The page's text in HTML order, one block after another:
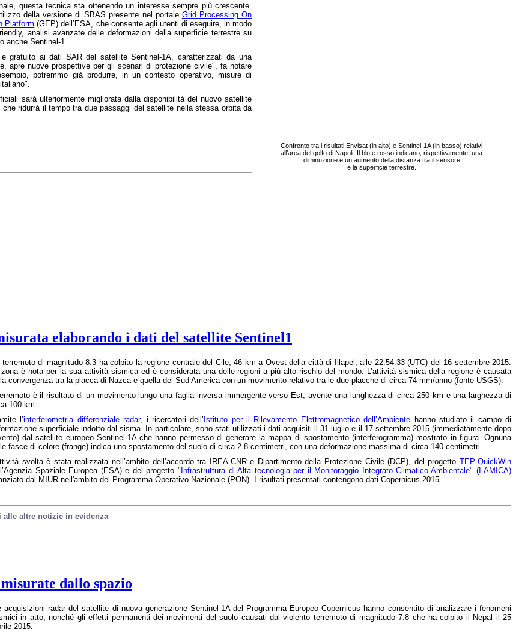
Confronto tra i risultati Envisat (in alto) e Sentinel-1A (in basso) relativi
all’area del golfo di Napoli. Il blu e rosso indicano, rispettivamente, una
diminuzione e un aumento della distanza tra il sensore
e la superficie terrestre.
questa tecnica sta ottenendo un interesse sempre più crescente.
della versione di SBAS presente nel portale Grid Processing On
Platform (GEP) dell’ESA, che consente agli utenti di eseguire, in modo
analisi avanzate delle deformazioni della superficie terrestre su
anche Sentinel-1.
gratuito ai dati SAR del satellite Sentinel-1A, caratterizzati da una
apre nuove prospettive per gli scenari di protezione civile", fa notare
potremmo già produrre, in un contesto operativo, misure di
sarà ulteriormente migliorata dalla disponibilità del nuovo satellite
ridurrà il tempo tra due passaggi del satellite nella stessa orbita da
elaborando i dati del satellite Sentinel1
terremoto di magnitudo 8.3 ha colpito la regione centrale del Cile, 46 km a Ovest della città di Illapel, alle 22:54:33 (UTC) del 16 settembre 2015.
zona è nota per la sua attività sismica ed è considerata una delle regioni a più alto rischio del mondo. L’attività sismica della regione è causata
convergenza tra la placca di Nazca e quella del Sud America con un movimento relativo tra le due placche di circa 74 mm/anno (fonte USGS).
è il risultato di un movimento lungo una faglia inversa immergente verso Est, avente una lunghezza di circa 250 km e una larghezza di
100 km.
l’interferometria differenziale radar, i ricercatori dell’Istituto per il Rilevamento Elettromagnetico dell’Ambiente hanno studiato il campo di
superficiale indotto dal sisma. In particolare, sono stati utilizzati i dati acquisiti il 31 luglio e il 17 settembre 2015 (immediatamente dopo
dal satellite europeo Sentinel-1A che hanno permesso di generare la mappa di spostamento (interferogramma) mostrato in figura. Ognuna
fasce di colore (frange) indica uno spostamento del suolo di circa 2.8 centimetri, con una deformazione massima di circa 140 centimetri.
svolta è stata realizzata nell’ambito dell’accordo tra IREA-CNR e Dipartimento della Protezione Civile (DCP), del progetto TEP-QuickWin
Spaziale Europea (ESA) e del progetto "Infrastruttura di Alta tecnologia per il Monitoraggio Integrato Climatico-Ambientale" (I-AMICA)
dal MIUR nell'ambito del Programma Operativo Nazionale (PON). I risultati presentati contengono dati Copernicus 2015.
alle altre notizie in evidenza
dallo spazio
acquisizioni radar del satellite di nuova generazione Sentinel-1A del Programma Europeo Copernicus hanno consentito di analizzare i fenomeni
in atto, nonché gli effetti permanenti dei movimenti del suolo causati dal violento terremoto di magnitudo 7.8 che ha colpito il Nepal il 25
2015.